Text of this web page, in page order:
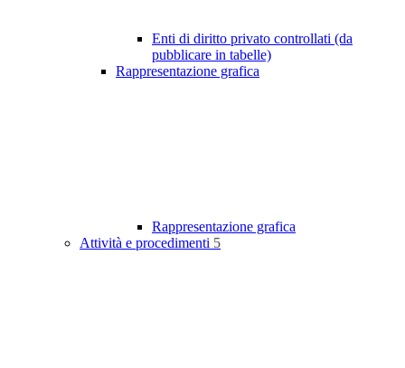
Enti di diritto privato controllati (da
pubblicare in tabelle)
Rappresentazione grafica
Rappresentazione grafica
Attività e procedimenti 5